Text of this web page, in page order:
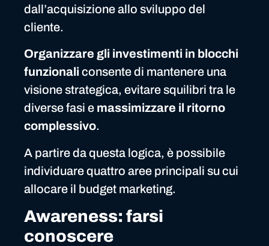
dall’acquisizione allo sviluppo del
cliente.
Organizzare gli investimenti in blocchi
funzionali consente di mantenere una
visione strategica, evitare squilibri tra le
diverse fasi e massimizzare il ritorno
complessivo.
A partire da questa logica, è possibile
individuare quattro aree principali su cui
allocare il budget marketing.
Awareness: farsi
conoscere